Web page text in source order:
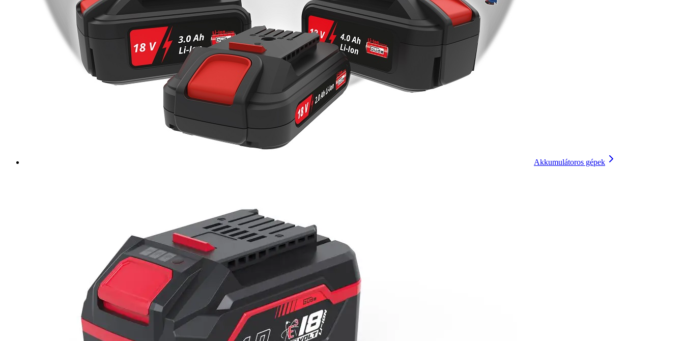
Akkumulátoros gépek